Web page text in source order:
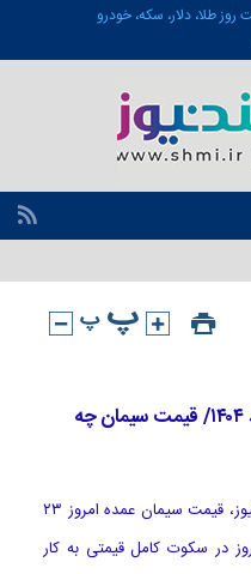
طلا، دلار، سکه، خودرو
قیمت سیمان عمده امروز ۲۳ مرداد ۱۴۰۴/ قیمت سیمان چه
[ad_1] به گزارش خبرگزاری هوشمند نیوز، قیمت سیمان عمده امروز ۲۳
امروز در سکوت کامل قیمتی به کار